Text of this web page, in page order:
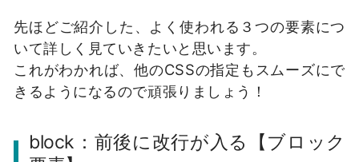
先ほどご紹介した、よく使われる３つの要素につ
いて詳しく見ていきたいと思います。
これがわかれば、他のCSSの指定もスムーズにで
きるようになるので頑張りましょう！
block：前後に改行が入る【ブロック